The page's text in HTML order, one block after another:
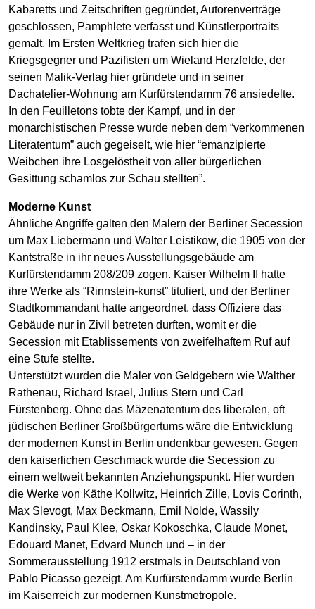
Kabaretts und Zeitschriften gegründet, Autorenverträge
geschlossen, Pamphlete verfasst und Künstlerportraits
gemalt. Im Ersten Weltkrieg trafen sich hier die
Kriegsgegner und Pazifisten um Wieland Herzfelde, der
seinen Malik-Verlag hier gründete und in seiner
Dachatelier-Wohnung am Kurfürstendamm 76 ansiedelte.
In den Feuilletons tobte der Kampf, und in der
monarchistischen Presse wurde neben dem “verkommenen
Literatentum” auch gegeiselt, wie hier “emanzipierte
Weibchen ihre Losgelöstheit von aller bürgerlichen
Gesittung schamlos zur Schau stellten”.
Moderne Kunst
Ähnliche Angriffe galten den Malern der Berliner Secession
um Max Liebermann und Walter Leistikow, die 1905 von der
Kantstraße in ihr neues Ausstellungsgebäude am
Kurfürstendamm 208/209 zogen. Kaiser Wilhelm II hatte
ihre Werke als “Rinnstein-kunst” tituliert, und der Berliner
Stadtkommandant hatte angeordnet, dass Offiziere das
Gebäude nur in Zivil betreten durften, womit er die
Secession mit Etablissements von zweifelhaftem Ruf auf
eine Stufe stellte.
Unterstützt wurden die Maler von Geldgebern wie Walther
Rathenau, Richard Israel, Julius Stern und Carl
Fürstenberg. Ohne das Mäzenatentum des liberalen, oft
jüdischen Berliner Großbürgertums wäre die Entwicklung
der modernen Kunst in Berlin undenkbar gewesen. Gegen
den kaiserlichen Geschmack wurde die Secession zu
einem weltweit bekannten Anziehungspunkt. Hier wurden
die Werke von Käthe Kollwitz, Heinrich Zille, Lovis Corinth,
Max Slevogt, Max Beckmann, Emil Nolde, Wassily
Kandinsky, Paul Klee, Oskar Kokoschka, Claude Monet,
Edouard Manet, Edvard Munch und – in der
Sommerausstellung 1912 erstmals in Deutschland von
Pablo Picasso gezeigt. Am Kurfürstendamm wurde Berlin
im Kaiserreich zur modernen Kunstmetropole.